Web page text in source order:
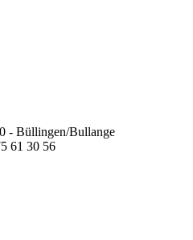
- Büllingen/Bullange
61 30 56